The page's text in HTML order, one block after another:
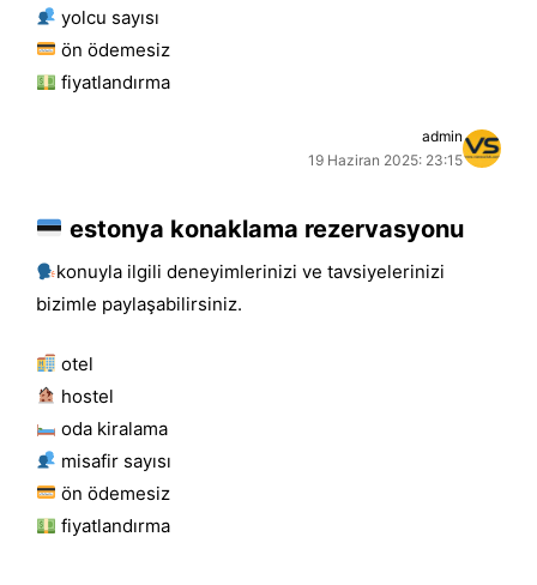
yolcu sayısı
ön ödemesiz
fiyatlandırma
admin
19 Haziran 2025: 23:15
estonya konaklama rezervasyonu
konuyla ilgili deneyimlerinizi ve tavsiyelerinizi
bizimle paylaşabilirsiniz.
otel
hostel
oda kiralama
misafir sayısı
ön ödemesiz
fiyatlandırma